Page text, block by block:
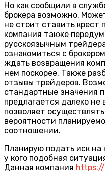
Но как сообщили в
брокера возможно.
не стоит ставить крест
компания также
русскоязычным
ознакомиться с
ждать возвращения
нем поскорее. Также
отзывы трейдеров.
стандартные значения
предлагается далеко не
позволяет
вероятности
соотношении.
Планирую подать иск
у кого подобная
Данная компания https://